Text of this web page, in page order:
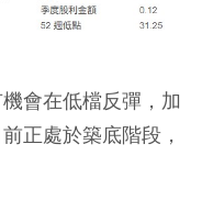
會在低檔反彈，加
正處於築底階段，